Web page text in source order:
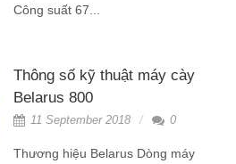
Công suất 67...
Thông số kỹ thuật máy cày
Belarus 800
11 September 2018 0
Thương hiệu Belarus Dòng máy